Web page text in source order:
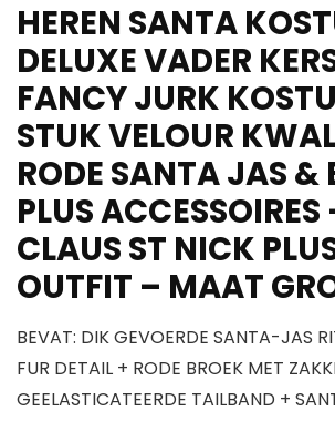
HEREN SANTA
DELUXE VADER
FANCY JURK
STUK VELOUR
RODE SANTA JAS &
PLUS
CLAUS ST NICK
OUTFIT – MAAT
BEVAT: DIK GEVOERDE SANTA-JAS
FUR DETAIL + RODE BROEK MET
GEELASTICATEERDE TAILBAND +